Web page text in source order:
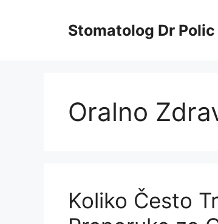
Stomatolog Dr Polic
Oralno
Koliko Često